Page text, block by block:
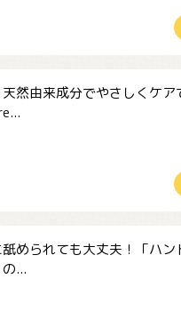
天然由来成分でやさしくケア
められても大丈夫！「ハン
...